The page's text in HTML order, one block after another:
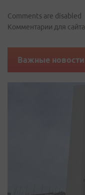
Comments are disabled
Комментарии для сайта
Важные новости